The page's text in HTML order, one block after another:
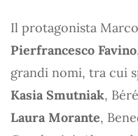
Il protagonista
Pierfrancesco Favino
grandi nomi, tra cui
Kasia Smutniak,
Laura Morante,